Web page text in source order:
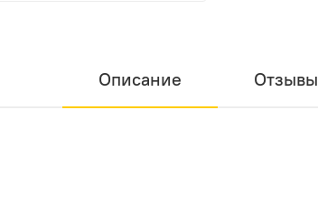
Описание Отзывы